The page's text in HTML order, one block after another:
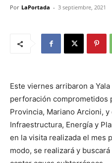
Por LaPortada - 3 septiembre, 2021
Este viernes arribaron a
perforación comprometidos
Provincia, Mariano Arcioni,
Infraestructura, Energía y
en la visita realizada el mes
modo, se realizará y